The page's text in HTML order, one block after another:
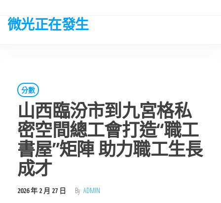
微光正在發生
分數
山西臨汾市到九宮格私
密空間總工會打造“職工
書屋”矩陣 助力職工生長
成才
2026 年 2 月 27 日 By ADMIN